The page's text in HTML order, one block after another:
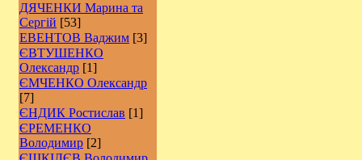
ДЯЧЕНКИ Марина та
Сергій [53]
ЕВЕНТОВ Ваджим [3]
ЄВТУШЕНКО
Олександр [1]
ЄМЧЕНКО Олександр
[7]
ЄНДИК Ростислав [1]
ЄРЕМЕНКО
Володимир [2]